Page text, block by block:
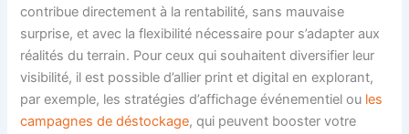
contribue directement à la rentabilité, sans mauvaise
surprise, et avec la flexibilité nécessaire pour s’adapter aux
réalités du terrain. Pour ceux qui souhaitent diversifier leur
visibilité, il est possible d’allier print et digital en explorant,
par exemple, les stratégies d’affichage événementiel ou les
campagnes de déstockage, qui peuvent booster votre